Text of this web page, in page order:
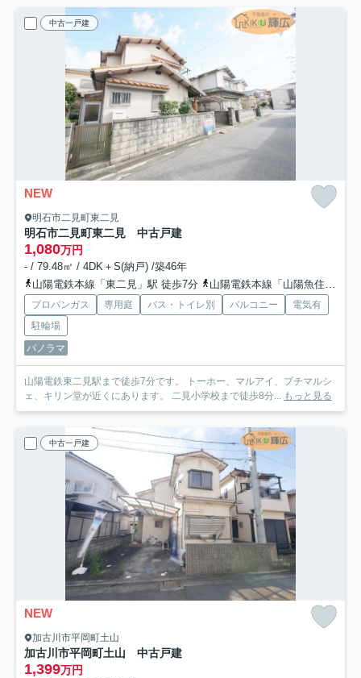
中古一戸建
NEW
明石市二見町東二見
明石市二見町東二見 中古戸建
1,080万円
- / 79.48㎡ / 4DK＋S(納戸) /築46年
山陽電鉄本線「東二見」駅 徒歩7分
山陽電鉄本線「山陽魚住」駅 徒歩21分
プロパンガス 専用庭 バス・トイレ別 バルコニー
電気有
駐輪場
パノラマ
山陽電鉄東二見駅まで徒歩7分です。 トーホー、マルアイ、プチマルシ
ェ、キリン堂が近くにあります。 二見小学校まで徒歩8分...
もっと見る
中古一戸建
NEW
加古川市平岡町土山
加古川市平岡町土山 中古戸建
1,399万円